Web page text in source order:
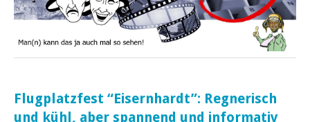
Flugplatzfest “Eisernhardt”: Regnerisch
und kühl, aber spannend und informativ